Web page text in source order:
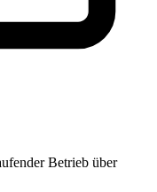
Betrieb über